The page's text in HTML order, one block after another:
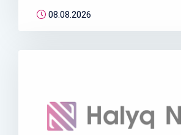
08.08.2026